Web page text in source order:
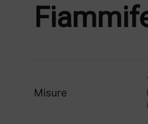
Misure